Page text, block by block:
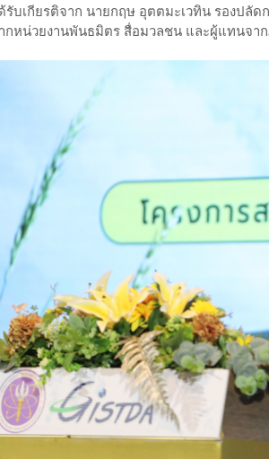
รับเกียรติจาก นายกฤษ อุตตมะเวทิน รองปลั
กหน่วยงานพันธมิตร สื่อมวลชน และผู้แทนจา